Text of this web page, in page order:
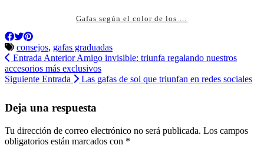
Gafas según el color de los …
consejos, gafas graduadas
Entrada AnteriorAmigo invisible: triunfa regalando nuestros
accesorios más exclusivos
Siguiente Entrada
Las gafas de sol que triunfan en redes sociales
Deja una respuesta
Tu dirección de correo electrónico no será publicada. Los campos
obligatorios están marcados con *